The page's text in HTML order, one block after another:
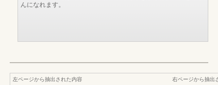
んになれます。
左ページから抽出された内容
右ページから抽出